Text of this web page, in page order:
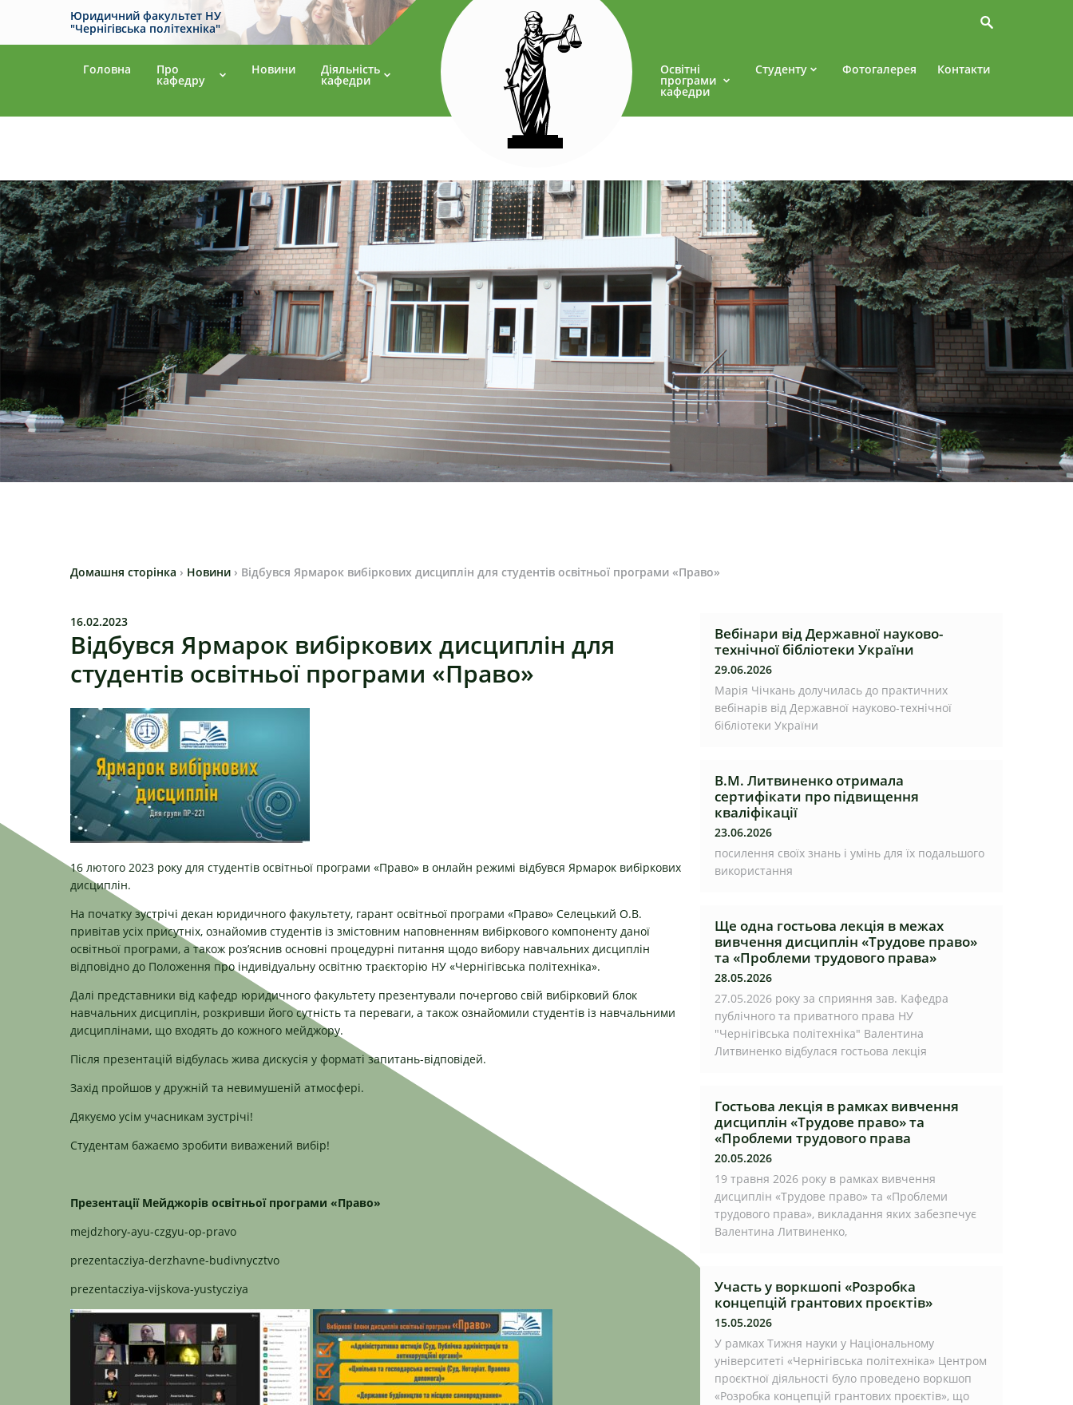
Юридичний факультет НУ
"Чернігівська політехніка"
Головна Про
кафедру
Новини Діяльність
кафедри
Освітні
програми
кафедри
Студенту Фотогалерея Контакти
Домашня сторінка › Новини › Відбувся Ярмарок вибіркових дисциплін для студентів освітньої програми «Право»
16.02.2023
Відбувся Ярмарок вибіркових дисциплін для
студентів освітньої програми «Право»
16 лютого 2023 року для студентів освітньої програми «Право» в онлайн режимі відбувся Ярмарок вибіркових
дисциплін.
На початку зустрічі декан юридичного факультету, гарант освітньої програми «Право» Селецький О.В.
привітав усіх присутніх, ознайомив студентів із змістовним наповненням вибіркового компоненту даної
освітньої програми, а також роз’яснив основні процедурні питання щодо вибору навчальних дисциплін
відповідно до Положення про індивідуальну освітню траєкторію НУ «Чернігівська політехніка».
Далі представники від кафедр юридичного факультету презентували почергово свій вибірковий блок
навчальних дисциплін, розкривши його сутність та переваги, а також ознайомили студентів із навчальними
дисциплінами, що входять до кожного мейджору.
Після презентацій відбулась жива дискусія у форматі запитань-відповідей.
Захід пройшов у дружній та невимушеній атмосфері.
Дякуємо усім учасникам зустрічі!
Студентам бажаємо зробити виважений вибір!
Презентації Мейджорів освітньої програми «Право»
mejdzhory-ayu-czgyu-op-pravo
prezentacziya-derzhavne-budivnycztvo
prezentacziya-vijskova-yustycziya
Вебінари від Державної науково-
технічної бібліотеки України
29.06.2026
Марія Чічкань долучилась до практичних
вебінарів від Державної науково-технічної
бібліотеки України
В.М. Литвиненко отримала
сертифікати про підвищення
кваліфікації
23.06.2026
посилення своїх знань і умінь для їх подальшого
використання
Ще одна гостьова лекція в межах
вивчення дисциплін «Трудове право»
та «Проблеми трудового права»
28.05.2026
27.05.2026 року за сприяння зав. Кафедра
публічного та приватного права НУ
"Чернігівська політехніка" Валентина
Литвиненко відбулася гостьова лекція
Гостьова лекція в рамках вивчення
дисциплін «Трудове право» та
«Проблеми трудового права
20.05.2026
19 травня 2026 року в рамках вивчення
дисциплін «Трудове право» та «Проблеми
трудового права», викладання яких забезпечує
Валентина Литвиненко,
Участь у воркшопі «Розробка
концепцій грантових проєктів»
15.05.2026
У рамках Тижня науки у Національному
університеті «Чернігівська політехніка» Центром
проєктної діяльності було проведено воркшоп
«Розробка концепцій грантових проєктів», що